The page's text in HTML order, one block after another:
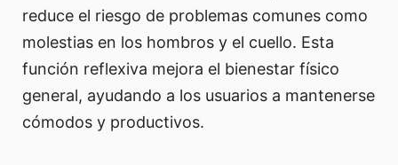
reduce el riesgo de problemas comunes como
molestias en los hombros y el cuello. Esta
función reflexiva mejora el bienestar físico
general, ayudando a los usuarios a mantenerse
cómodos y productivos.